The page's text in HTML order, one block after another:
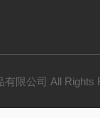
有限公司 All